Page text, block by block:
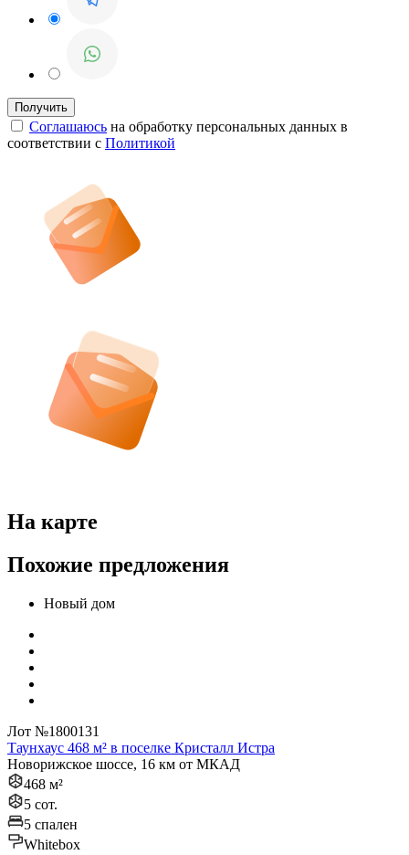
Соглашаюсь на обработку персональных данных в
соответствии с Политикой
На карте
Похожие предложения
Новый дом
Лот №1800131
Таунхаус 468 м² в поселке Кристалл Истра
Новорижское шоссе, 16 км от МКАД
468 м²
5 сот.
5 спален
Whitebox